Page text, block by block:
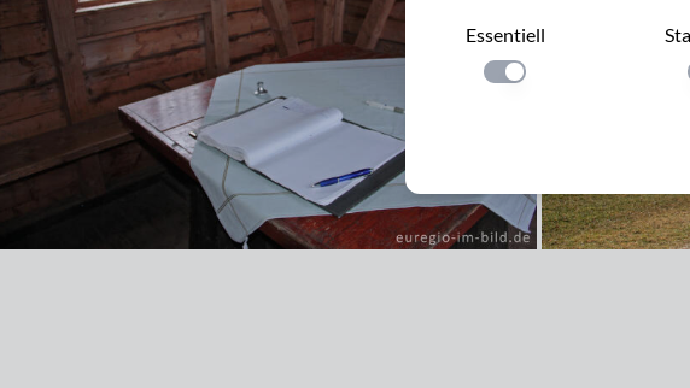
Essentiell
Einstellung anwenden